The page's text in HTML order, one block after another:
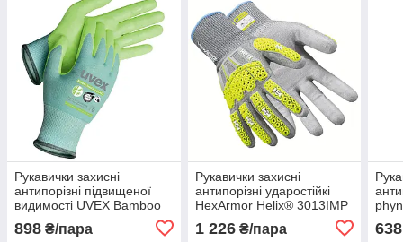
Рукавички захисні
антипорізні підвищеної
видимості UVEX Bamboo
TwinFlex® D uXT2 розмір
9
898 ₴/пара
Рукавички захисні
антипорізні ударостійкі
HexArmor Helix® 3013IMP
1 226₴/пара 638